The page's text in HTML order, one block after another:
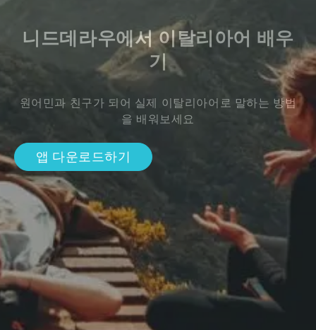
니드데라우에서 이탈리아어 배우
기
원어민과 친구가 되어 실제 이탈리아어로 말하는 방법
을 배워보세요
앱 다운로드하기